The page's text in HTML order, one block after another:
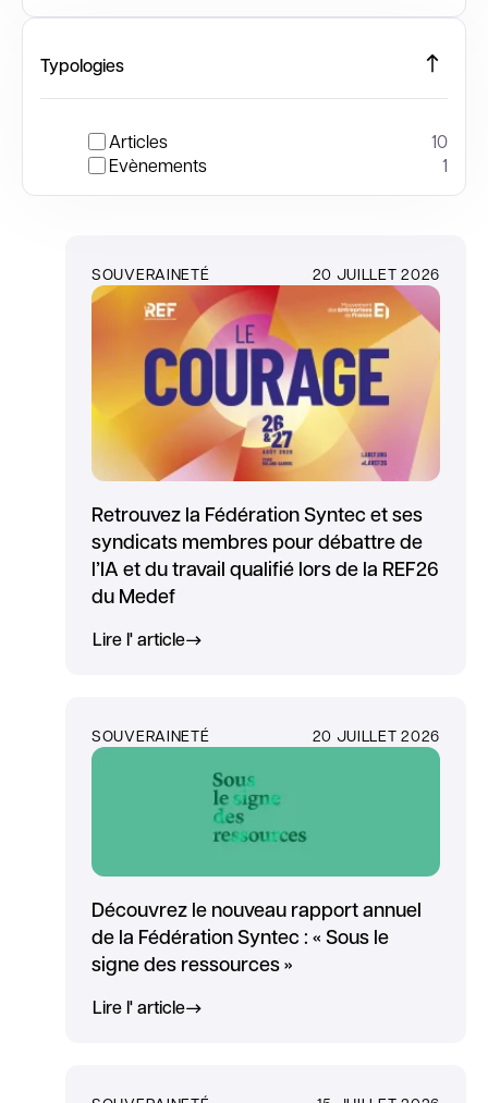
Typologies
Articles
10
Evènements
1
SOUVERAINETÉ 20 JUILLET 2026
Retrouvez la Fédération Syntec et ses
syndicats membres pour débattre de
l’IA et du travail qualifié lors de la REF26
du Medef
Lire l' article
SOUVERAINETÉ 20 JUILLET 2026
Découvrez le nouveau rapport annuel
de la Fédération Syntec : « Sous le
signe des ressources »
Lire l' article